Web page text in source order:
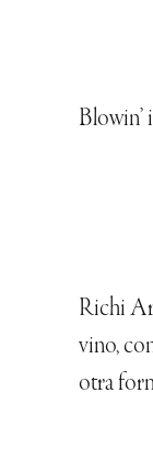
Blowin’
Richi
vino,
otra